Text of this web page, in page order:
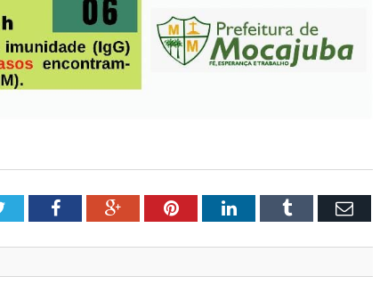
TwitterFacebookGoogle+PinterestLinkedInTumblr Email